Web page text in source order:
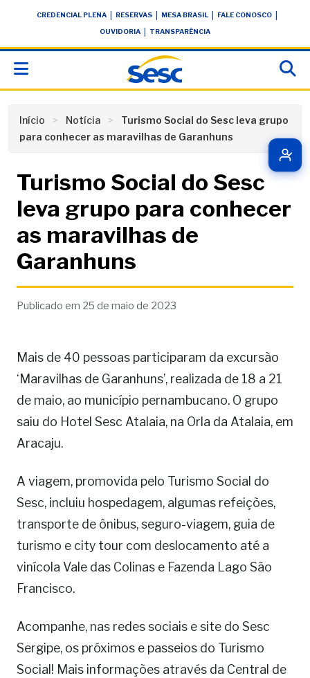
conteúdoCREDENCIAL PLENA RESERVAS MESA BRASIL FALE CONOSCO
OUVIDORIA TRANSPARÊNCIA
Início Notícia
Turismo Social do Sesc leva grupo
para conhecer as maravilhas de Garanhuns
Turismo Social do Sesc
leva grupo para conhecer
as maravilhas de
Garanhuns
Publicado em 25 de maio de 2023
Mais de 40 pessoas participaram da excursão
‘Maravilhas de Garanhuns’, realizada de 18 a 21
de maio, ao município pernambucano. O grupo
saiu do Hotel Sesc Atalaia, na Orla da Atalaia, em
Aracaju.
A viagem, promovida pelo Turismo Social do
Sesc, incluiu hospedagem, algumas refeições,
transporte de ônibus, seguro-viagem, guia de
turismo e city tour com deslocamento até a
vinícola Vale das Colinas e Fazenda Lago São
Francisco.
Acompanhe, nas redes sociais e site do Sesc
Sergipe, os próximos e passeios do Turismo
Social! Mais informações através da Central de